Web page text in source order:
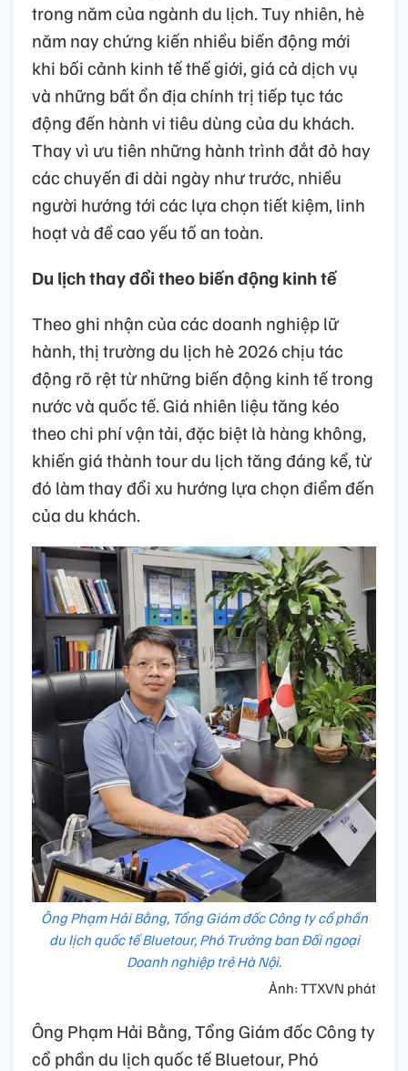
trong năm của ngành du lịch. Tuy nhiên, hè
năm nay chứng kiến nhiều biến động mới
khi bối cảnh kinh tế thế giới, giá cả dịch vụ
và những bất ổn địa chính trị tiếp tục tác
động đến hành vi tiêu dùng của du khách.
Thay vì ưu tiên những hành trình đắt đỏ hay
các chuyến đi dài ngày như trước, nhiều
người hướng tới các lựa chọn tiết kiệm, linh
hoạt và đề cao yếu tố an toàn.
Du lịch thay đổi theo biến động kinh tế
Theo ghi nhận của các doanh nghiệp lữ
hành, thị trường du lịch hè 2026 chịu tác
động rõ rệt từ những biến động kinh tế trong
nước và quốc tế. Giá nhiên liệu tăng kéo
theo chi phí vận tải, đặc biệt là hàng không,
khiến giá thành tour du lịch tăng đáng kể, từ
đó làm thay đổi xu hướng lựa chọn điểm đến
của du khách.
Ông Phạm Hải Bằng, Tổng Giám đốc Công ty cổ phần
du lịch quốc tế Bluetour, Phó Trưởng ban Đối ngoại
Doanh nghiệp trẻ Hà Nội.
Ảnh: TTXVN phát
Ông Phạm Hải Bằng, Tổng Giám đốc Công ty
cổ phần du lịch quốc tế Bluetour, Phó